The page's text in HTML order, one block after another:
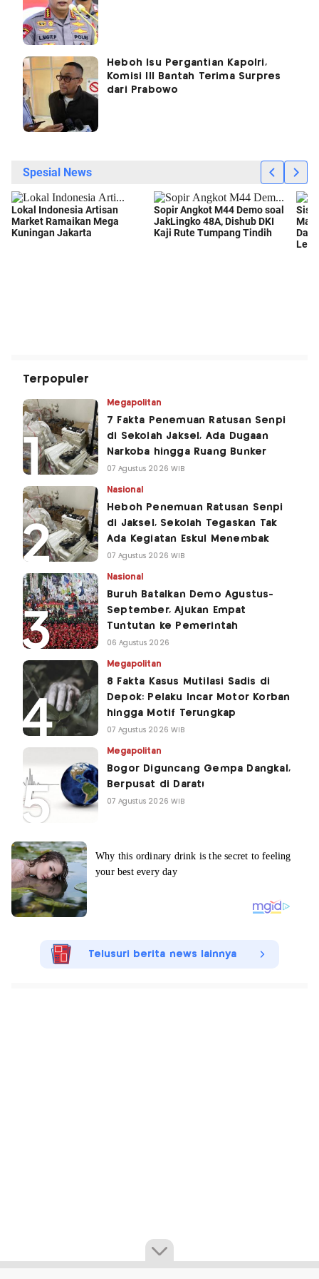
Heboh Isu Pergantian Kapolri,
Komisi III Bantah Terima Surpres
dari Prabowo
Terpopuler
Megapolitan
7 Fakta Penemuan Ratusan Senpi
di Sekolah Jaksel, Ada Dugaan
Narkoba hingga Ruang Bunker
07 Agustus 2026 WIB
Nasional
Heboh Penemuan Ratusan Senpi
di Jaksel, Sekolah Tegaskan Tak
Ada Kegiatan Eskul Menembak
07 Agustus 2026 WIB
Nasional
Buruh Batalkan Demo Agustus-
September, Ajukan Empat
Tuntutan ke Pemerintah
06 Agustus 2026
Megapolitan
8 Fakta Kasus Mutilasi Sadis di
Depok: Pelaku Incar Motor Korban
hingga Motif Terungkap
07 Agustus 2026 WIB
Megapolitan
Bogor Diguncang Gempa Dangkal,
Berpusat di Darat!
07 Agustus 2026 WIB
Telusuri berita news lainnya